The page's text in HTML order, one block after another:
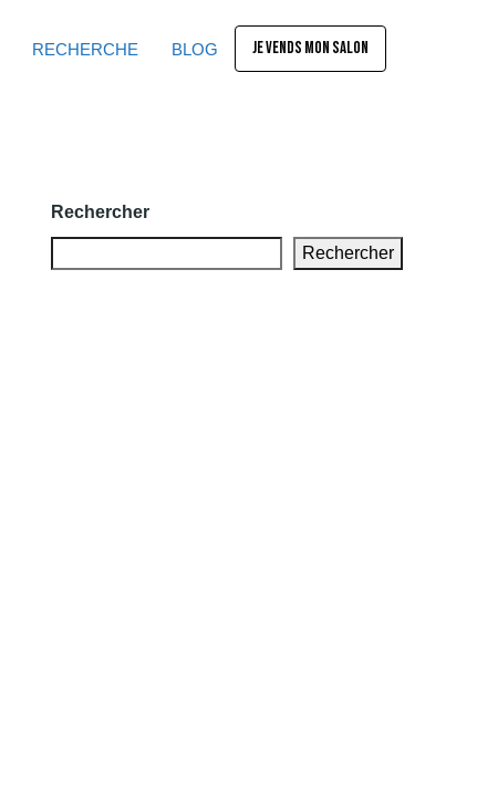
RECHERCHE BLOG JE VENDS MON SALON
Rechercher
Rechercher